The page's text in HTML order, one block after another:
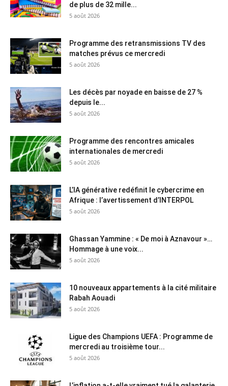
de plus de 32 mille...
5 août 2026
Programme des retransmissions TV des
matches prévus ce mercredi
5 août 2026
Les décès par noyade en baisse de 27 %
depuis le...
5 août 2026
Programme des rencontres amicales
internationales de mercredi
5 août 2026
L’IA générative redéfinit le cybercrime en
Afrique : l’avertissement d’INTERPOL
5 août 2026
Ghassan Yammine : « De moi à Aznavour »…
Hommage à une voix...
5 août 2026
10 nouveaux appartements à la cité militaire
Rabah Aouadi
5 août 2026
Ligue des Champions UEFA : Programme de
mercredi au troisième tour...
5 août 2026